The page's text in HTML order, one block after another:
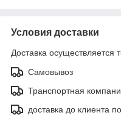
Условия доставки
Доставка осуществляется
Самовывоз
Транспортная
доставка до клиента